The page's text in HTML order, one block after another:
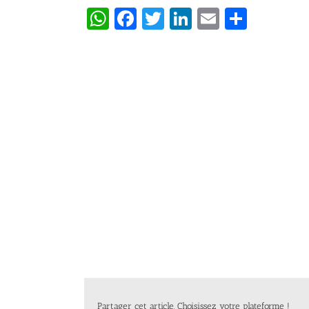
WhatsApp
Facebook
Twitter
LinkedIn
Email
Partager cet article, Choisissez votre plateforme !